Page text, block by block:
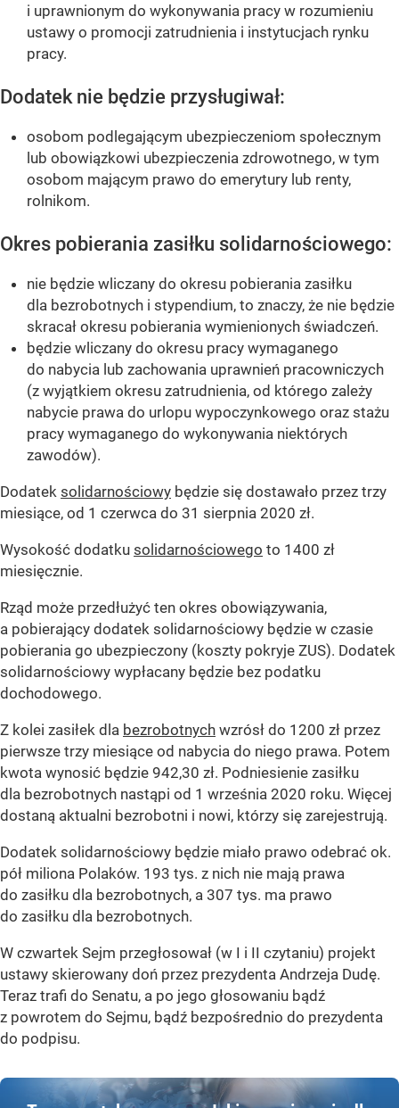
i uprawnionym do wykonywania pracy w rozumieniu
ustawy o promocji zatrudnienia i instytucjach rynku
pracy.
Dodatek nie będzie przysługiwał:
osobom podlegającym ubezpieczeniom społecznym
lub obowiązkowi ubezpieczenia zdrowotnego, w tym
osobom mającym prawo do emerytury lub renty,
rolnikom.
Okres pobierania zasiłku solidarnościowego:
nie będzie wliczany do okresu pobierania zasiłku
dla bezrobotnych i stypendium, to znaczy, że nie będzie
skracał okresu pobierania wymienionych świadczeń.
będzie wliczany do okresu pracy wymaganego
do nabycia lub zachowania uprawnień pracowniczych
(z wyjątkiem okresu zatrudnienia, od którego zależy
nabycie prawa do urlopu wypoczynkowego oraz stażu
pracy wymaganego do wykonywania niektórych
zawodów).
Dodatek solidarnościowy będzie się dostawało przez trzy
miesiące, od 1 czerwca do 31 sierpnia 2020 zł.
Wysokość dodatku solidarnościowego to 1400 zł
miesięcznie.
Rząd może przedłużyć ten okres obowiązywania,
a pobierający dodatek solidarnościowy będzie w czasie
pobierania go ubezpieczony (koszty pokryje ZUS). Dodatek
solidarnościowy wypłacany będzie bez podatku
dochodowego.
Z kolei zasiłek dla bezrobotnych wzrósł do 1200 zł przez
pierwsze trzy miesiące od nabycia do niego prawa. Potem
kwota wynosić będzie 942,30 zł. Podniesienie zasiłku
dla bezrobotnych nastąpi od 1 września 2020 roku. Więcej
dostaną aktualni bezrobotni i nowi, którzy się zarejestrują.
Dodatek solidarnościowy będzie miało prawo odebrać ok.
pół miliona Polaków. 193 tys. z nich nie mają prawa
do zasiłku dla bezrobotnych, a 307 tys. ma prawo
do zasiłku dla bezrobotnych.
W czwartek Sejm przegłosował (w I i II czytaniu) projekt
ustawy skierowany doń przez prezydenta Andrzeja Dudę.
Teraz trafi do Senatu, a po jego głosowaniu bądź
z powrotem do Sejmu, bądź bezpośrednio do prezydenta
do podpisu.